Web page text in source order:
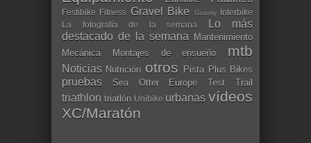
Festibike Fitness Gravel Bike Gravity Interbike
La fotografía de la semana
Lo más
destacado de la semana Mantenimiento
Mecánica
Montajes de ensueño mtb
Noticias Nutrición otros Pista Plus Bikes
pruebas Sea Otter Europe Test Trail
triathlon triatlón Unibike urbanas vídeos
XC/Maratón